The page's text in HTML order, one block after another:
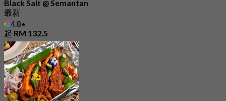
Black Salt @ Semantan
最新
4.8
起 RM 132.5